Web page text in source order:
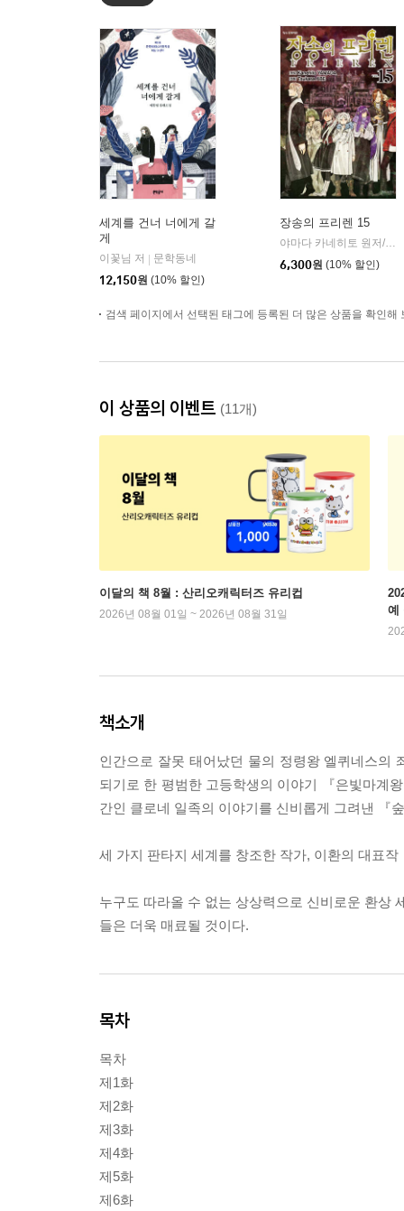
세계를 건너 너에게 갈
게
이꽃님 저
문학동네
12,150원 (10% 할인)
장송의 프리렌 15
야마다 카네히토 원저/아베 츠카사 글그림
6,300원 (10% 할인)
검색 페이지에서 선택된 태그에 등록된 더 많은 상품을 확인해
이 상품의 이벤트 (11개)
이달의 책 8월 : 산리오캐릭터즈 유리컵
2026년 08월 01일 ~ 2026년 08월 31일
예
책소개
인간으로 잘못 태어났던 물의 정령왕 엘퀴네스의
되기로 한 평범한 고등학생의 이야기 『은빛마계
간인 클로네 일족의 이야기를 신비롭게 그려낸 『
세 가지 판타지 세계를 창조한 작가, 이환의 대표
누구도 따라올 수 없는 상상력으로 신비로운 환상
들은 더욱 매료될 것이다.
목차
목차
제1화
제2화
제3화
제4화
제5화
제6화